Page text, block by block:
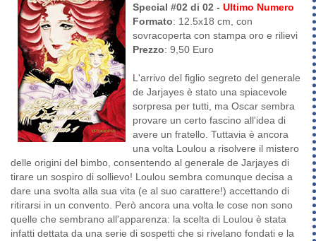
Special #02 di 02 - Ultimo Numero
Formato: 12.5x18 cm, con
sovracoperta con stampa oro e rilievi
Prezzo: 9,50 Euro
L'arrivo del figlio segreto del generale
de Jarjayes è stato una spiacevole
sorpresa per tutti, ma Oscar sembra
provare un certo fascino all'idea di
avere un fratello. Tuttavia è ancora
una volta Loulou a risolvere il mistero
delle origini del bimbo, consentendo al generale de Jarjayes di
tirare un sospiro di sollievo! Loulou sembra comunque decisa a
dare una svolta alla sua vita (e al suo carattere!) accettando di
ritirarsi in un convento. Però ancora una volta le cose non sono
quelle che sembrano all'apparenza: la scelta di Loulou è stata
infatti dettata da una serie di sospetti che si rivelano fondati e la